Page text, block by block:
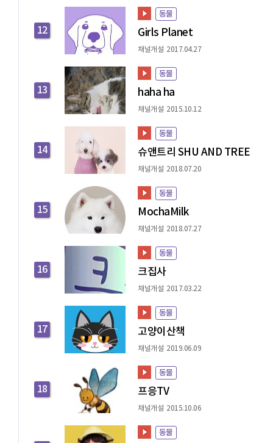
12
동물
Girls Planet
채널개설 2017.04.27
13
동물
haha ha
채널개설 2015.10.12
14
동물
슈앤트리 SHU AND TREE
채널개설 2018.07.20
15
동물
MochaMilk
채널개설 2018.07.27
16
동물
크집사
채널개설 2017.03.22
17
동물
고양이산책
채널개설 2019.06.09
18
동물
프응TV
채널개설 2015.10.06
동물